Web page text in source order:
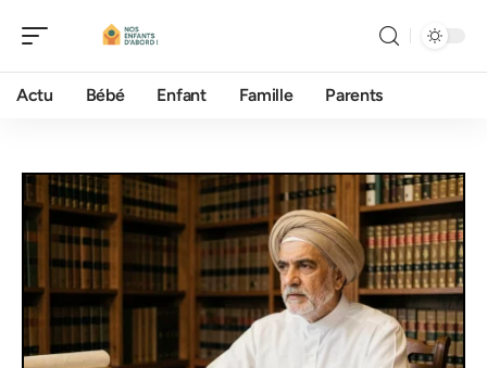
Actu Bébé Enfant Famille Parents